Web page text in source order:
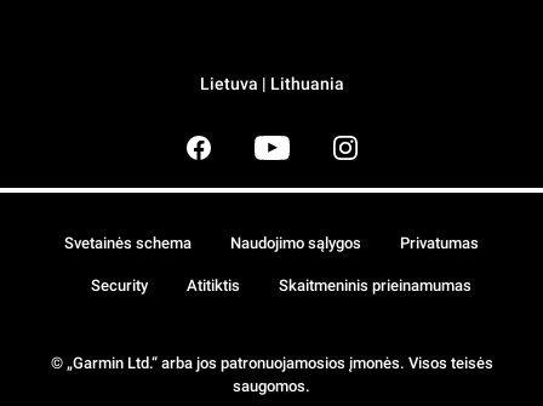
Lietuva | Lithuania
© „Garmin Ltd.“ arba jos patronuojamosios įmonės. Visos teisės
saugomos.
Svetainės schema Naudojimo sąlygos Privatumas
Security Atitiktis Skaitmeninis prieinamumas